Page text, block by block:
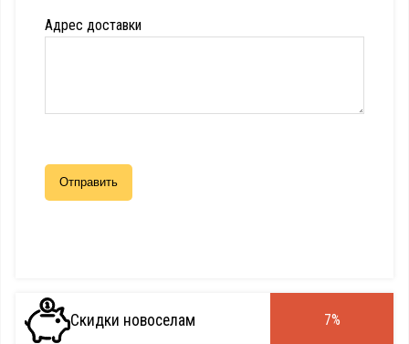
Адрес доставки
Скидки новоселам 7%